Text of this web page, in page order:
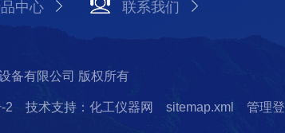
中心 联系我们
备有限公司 版权所有
2 技术支持：化工仪器网 sitemap.xml
管理登